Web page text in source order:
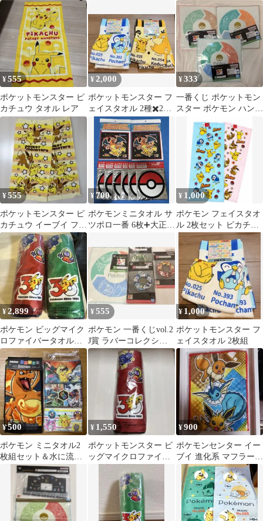
¥555
ポケットモンスター ピ
カチュウ タオル レア
¥2,000
ポケットモンスター フ
ェイスタオル 2種✖️2枚
¥333
一番くじ ポケットモン
スター ポケモン ハンド
タオル 3種 まとめ売り
¥555
ポケットモンスター ピ
カチュウ イーブイ フェ
イスタオル 2枚セット
¥700
ポケモンミニタオル サ
ツポロ一番 6枚➕大正製
¥ 1,000
ポケモン フェイスタオ
ル 2枚セット ピカチュ
ウ ポッチャマ イーブ
イ 新品
¥2,899
ポケモン ビッグマイク
ロファイバータオル
30th Anniversary
¥555
ポケモン 一番くじvol.2
J賞 ラバーコレクショ
ン ハンドタオル
¥ 1,000
ポケットモンスター フ
ェイスタオル 2枚組
¥500
ポケモン ミニタオル2
枚組セット＆水に流せ
るティッシュ
¥ 1,550
ポケットモンスター ビ
ッグマイクロファイバ
ータオル
¥900
ポケモンセンター イー
ブイ 進化系 マフラータ
オル